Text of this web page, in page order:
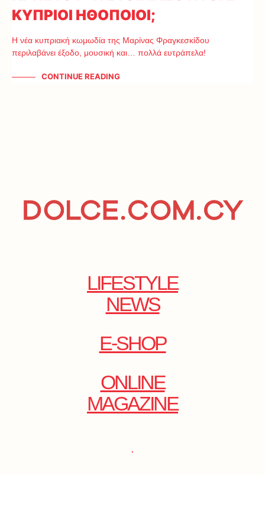
ΚΥΠΡΙΟΙ ΗΘΟΠΟΙΟΙ;
Η νέα κυπριακή κωμωδία της Μαρίνας Φραγκεσκίδου
περιλαβάνει έξοδο, μουσική και… πολλά ευτράπελα!
CONTINUE READING
LIFESTYLE
NEWS
E-SHOP
ONLINE
MAGAZINE
.